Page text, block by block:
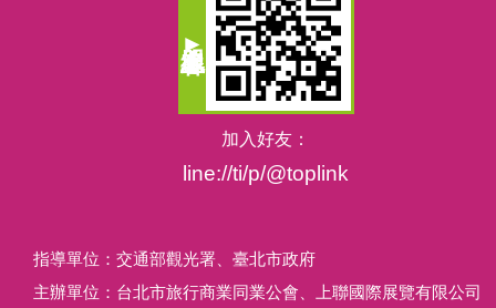
加入好友：
line://ti/p/@toplink
指導單位：交通部觀光署、臺北市政府
主辦單位：台北市旅行商業同業公會、上聯國際展覽有限公司